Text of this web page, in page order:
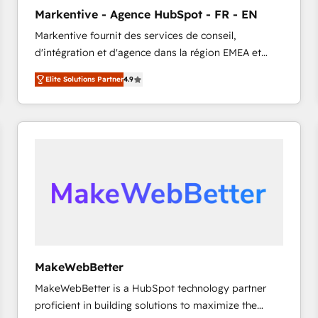
2️⃣ AIエージェント組織構築 営業・マーケティング業務
の一部をAIが自律実行する組織への移行を設計・実装。
Breeze・Claude等をHubSpotと連携させ、役割定義・
運用ルール・成果指標まで含めて設計します。 3️⃣ 全社
DX × AI推進のPMO伴走支援 複数部門をまたぐDX×AI変
革を、構想から実装・定着までPMOとして主導。「設
定の代行ではなく、設計の責任」を引き受け、部門横断
提供。 ▸ 既存CRM・MAからの移行支援：Salesforce・
ンツとサイト構造を最適化。 🏆 なぜ100incを選ぶの
ード受賞・HUGリーダー ✓ ISO27001:2022 /
ISO9001:2015 取得 ✓ 400社以上の導入実績 ✓
Markentive - Agence HubSpot - FR - EN
Markentive fournit des services de conseil,
d'intégration et d'agence dans la région EMEA et
North America. Avec plus de 115 experts en
marketing automation, Growth, Revops, CRM et
webdesign. Markentive is both a consulting firm, a
digital agency and an integrator. With over 115
Elite Solutions Partner4.9
MakeWebBetter
MakeWebBetter is a HubSpot technology partner
proficient in building solutions to maximize the